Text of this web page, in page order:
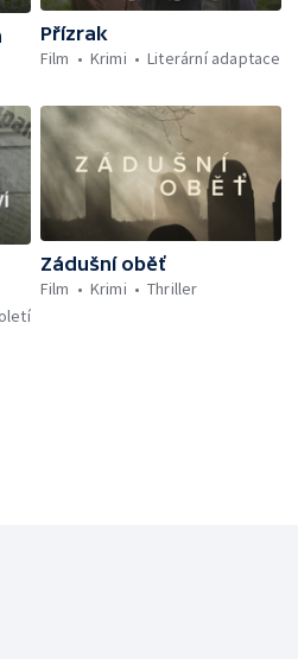
Přízrak
Film
Krimi Literární adaptace
Zádušní oběť
Film
Krimi Thriller